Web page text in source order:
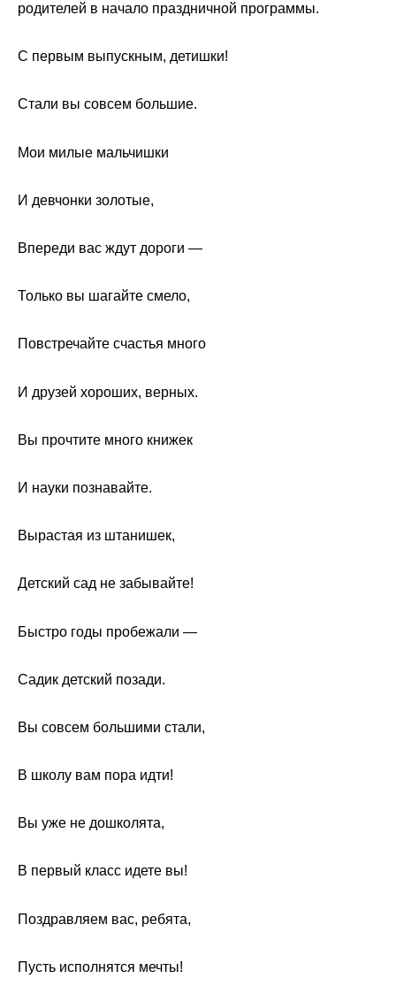
родителей в начало праздничной программы.
С первым выпускным, детишки!
Стали вы совсем большие.
Мои милые мальчишки
И девчонки золотые,
Впереди вас ждут дороги —
Только вы шагайте смело,
Повстречайте счастья много
И друзей хороших, верных.
Вы прочтите много книжек
И науки познавайте.
Вырастая из штанишек,
Детский сад не забывайте!
Быстро годы пробежали —
Садик детский позади.
Вы совсем большими стали,
В школу вам пора идти!
Вы уже не дошколята,
В первый класс идете вы!
Поздравляем вас, ребята,
Пусть исполнятся мечты!